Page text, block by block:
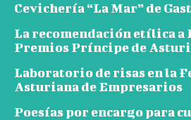
Cevichería “La Mar” de
La recomendación etílica a
Premios Príncipe de
Laboratorio de risas en la
Asturiana de Empresarios
Poesías por encargo para